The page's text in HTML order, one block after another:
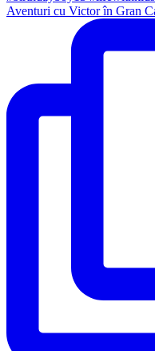
Aventuri cu Victor în Gran